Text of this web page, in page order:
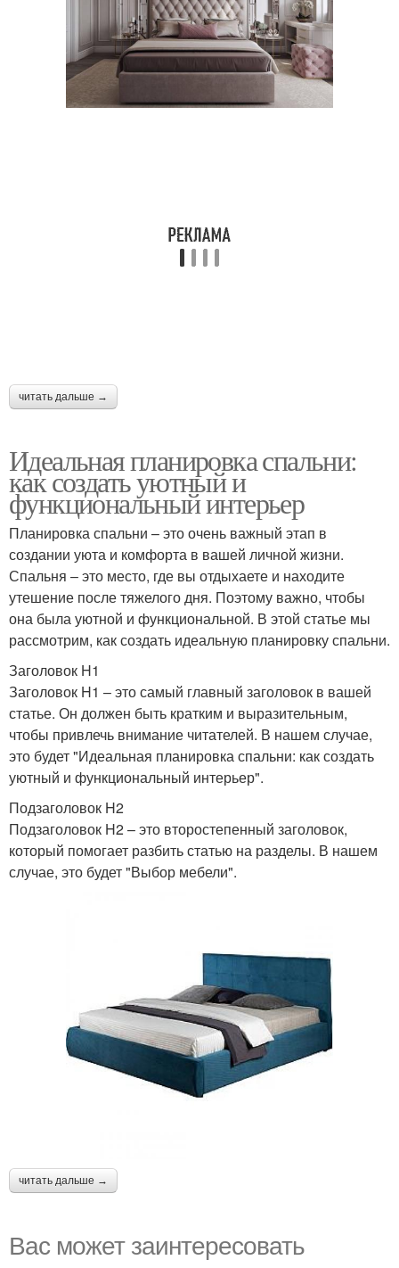
читать дальше →
Идеальная планировка спальни:
как создать уютный и
функциональный интерьер
Планировка спальни – это очень важный этап в
создании уюта и комфорта в вашей личной жизни.
Спальня – это место, где вы отдыхаете и находите
утешение после тяжелого дня. Поэтому важно, чтобы
она была уютной и функциональной. В этой статье мы
рассмотрим, как создать идеальную планировку спальни.
Заголовок H1
Заголовок H1 – это самый главный заголовок в вашей
статье. Он должен быть кратким и выразительным,
чтобы привлечь внимание читателей. В нашем случае,
это будет "Идеальная планировка спальни: как создать
уютный и функциональный интерьер".
Подзаголовок H2
Подзаголовок H2 – это второстепенный заголовок,
который помогает разбить статью на разделы. В нашем
случае, это будет "Выбор мебели".
читать дальше →
Вас может заинтересовать